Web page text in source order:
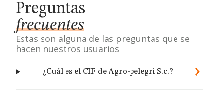
Preguntas
frecuentes
Estas son alguna de las preguntas que se
hacen nuestros usuarios
¿Cuál es el CIF de Agro-pelegri S.c.?